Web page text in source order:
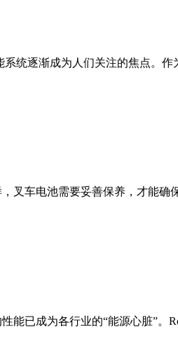
统逐渐成为人们关注的焦点。
叉车电池需要妥善保养，才能
已成为各行业的“能源心脏”。